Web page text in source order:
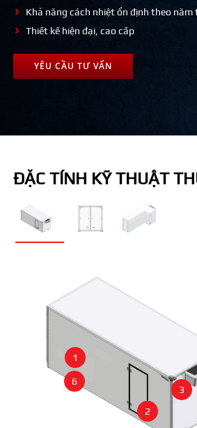
Khả năng cách nhiệt ổn định theo năm
Thiết kế hiện đại, cao cấp
YÊU CẦU TƯ VẤN
ĐẶC TÍNH KỸ THUẬT
1
2
3
6